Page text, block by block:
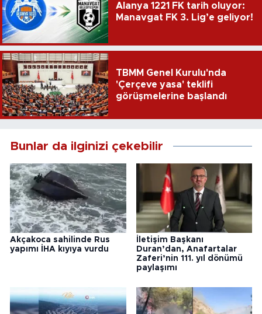
Alanya 1221 FK tarih oluyor:
Manavgat FK 3. Lig’e geliyor!
TBMM Genel Kurulu'nda
'Çerçeve yasa' teklifi
görüşmelerine başlandı
Bunlar da ilginizi çekebilir
Akçakoca sahilinde Rus
yapımı İHA kıyıya vurdu
İletişim Başkanı
Duran’dan, Anafartalar
Zaferi’nin 111. yıl dönümü
paylaşımı